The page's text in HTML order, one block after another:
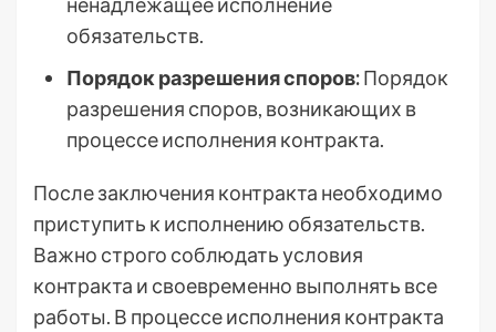
обязательств.
Порядок разрешения споров:Порядок
разрешения споров, возникающих в
процессе исполнения контракта.
После заключения контракта необходимо
приступить к исполнению обязательств.
Важно строго соблюдать условия
контракта и своевременно выполнять все
работы. В процессе исполнения контракта